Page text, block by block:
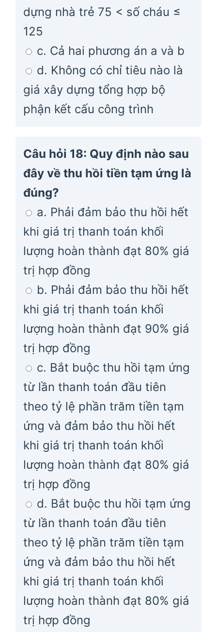
dựng nhà trẻ 75 < số cháu ≤
125
c. Cả hai phương án a và b
d. Không có chỉ tiêu nào là
giá xây dựng tổng hợp bộ
phận kết cấu công trình
Câu hỏi 18: Quy định nào sau
đây về thu hồi tiền tạm ứng là
đúng?
a. Phải đảm bảo thu hồi hết
khi giá trị thanh toán khối
lượng hoàn thành đạt 80% giá
trị hợp đồng
b. Phải đảm bảo thu hồi hết
khi giá trị thanh toán khối
lượng hoàn thành đạt 90% giá
trị hợp đồng
c. Bắt buộc thu hồi tạm ứng
từ lần thanh toán đầu tiên
theo tỷ lệ phần trăm tiền tạm
ứng và đảm bảo thu hồi hết
khi giá trị thanh toán khối
lượng hoàn thành đạt 80% giá
trị hợp đồng
d. Bắt buộc thu hồi tạm ứng
từ lần thanh toán đầu tiên
theo tỷ lệ phần trăm tiền tạm
ứng và đảm bảo thu hồi hết
khi giá trị thanh toán khối
lượng hoàn thành đạt 80% giá
trị hợp đồng